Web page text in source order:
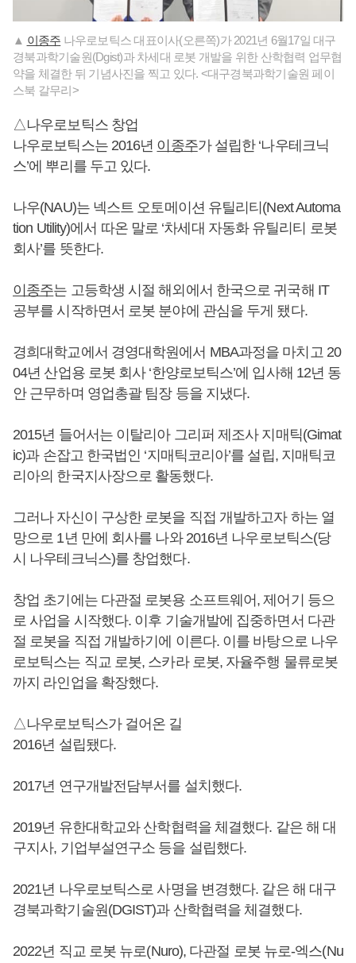
▲ 이종주 나우로보틱스 대표이사(오른쪽)가 2021년 6월17일 대구
경북과학기술원(Dgist)과 차세대 로봇 개발을 위한 산학협력 업무협
약을 체결한 뒤 기념사진을 찍고 있다. <대구경북과학기술원 페이
스북 갈무리>
△나우로보틱스 창업
나우로보틱스는 2016년 이종주가 설립한 ‘나우테크닉
스’에 뿌리를 두고 있다.
나우(NAU)는 넥스트 오토메이션 유틸리티(Next Automa
tion Utility)에서 따온 말로 ‘차세대 자동화 유틸리티 로봇
회사’를 뜻한다.
이종주는 고등학생 시절 해외에서 한국으로 귀국해 IT
공부를 시작하면서 로봇 분야에 관심을 두게 됐다.
경희대학교에서 경영대학원에서 MBA과정을 마치고 20
04년 산업용 로봇 회사 ‘한양로보틱스’에 입사해 12년 동
안 근무하며 영업총괄 팀장 등을 지냈다.
2015년 들어서는 이탈리아 그리퍼 제조사 지매틱(Gimat
ic)과 손잡고 한국법인 ‘지매틱코리아’를 설립, 지매틱코
리아의 한국지사장으로 활동했다.
그러나 자신이 구상한 로봇을 직접 개발하고자 하는 열
망으로 1년 만에 회사를 나와 2016년 나우로보틱스(당
시 나우테크닉스)를 창업했다.
창업 초기에는 다관절 로봇용 소프트웨어, 제어기 등으
로 사업을 시작했다. 이후 기술개발에 집중하면서 다관
절 로봇을 직접 개발하기에 이른다. 이를 바탕으로 나우
로보틱스는 직교 로봇, 스카라 로봇, 자율주행 물류로봇
까지 라인업을 확장했다.
△나우로보틱스가 걸어온 길
2016년 설립됐다.
2017년 연구개발전담부서를 설치했다.
2019년 유한대학교와 산학협력을 체결했다. 같은 해 대
구지사, 기업부설연구소 등을 설립했다.
2021년 나우로보틱스로 사명을 변경했다. 같은 해 대구
경북과학기술원(DGIST)과 산학협력을 체결했다.
2022년 직교 로봇 뉴로(Nuro), 다관절 로봇 뉴로-엑스(Nu